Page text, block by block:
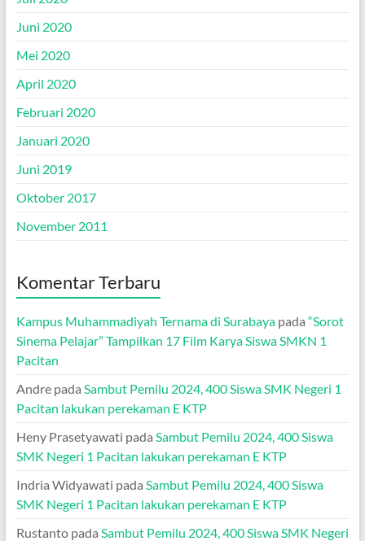
Juni 2020
Mei 2020
April 2020
Februari 2020
Januari 2020
Juni 2019
Oktober 2017
November 2011
Komentar Terbaru
Kampus Muhammadiyah Ternama di Surabayapada “Sorot
Sinema Pelajar” Tampilkan 17 Film Karya Siswa SMKN 1
Pacitan
Andrepada Sambut Pemilu 2024, 400 Siswa SMK Negeri 1
Pacitan lakukan perekaman E KTP
Heny Prasetyawati pada Sambut Pemilu 2024, 400 Siswa
SMK Negeri 1 Pacitan lakukan perekaman E KTP
Indria Widyawati pada Sambut Pemilu 2024, 400 Siswa
SMK Negeri 1 Pacitan lakukan perekaman E KTP
Rustantopada Sambut Pemilu 2024, 400 Siswa SMK Negeri